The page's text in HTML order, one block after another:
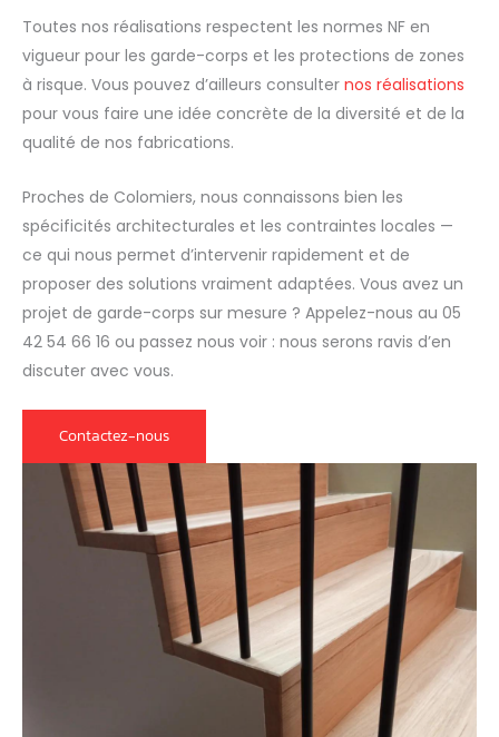
Toutes nos réalisations respectent les normes NF en
vigueur pour les garde-corps et les protections de zones
à risque. Vous pouvez d’ailleurs consulter nos réalisations
pour vous faire une idée concrète de la diversité et de la
qualité de nos fabrications.
Proches de Colomiers, nous connaissons bien les
spécificités architecturales et les contraintes locales —
ce qui nous permet d’intervenir rapidement et de
proposer des solutions vraiment adaptées. Vous avez un
projet de garde-corps sur mesure ? Appelez-nous au 05
42 54 66 16 ou passez nous voir : nous serons ravis d’en
discuter avec vous.
Contactez-nous